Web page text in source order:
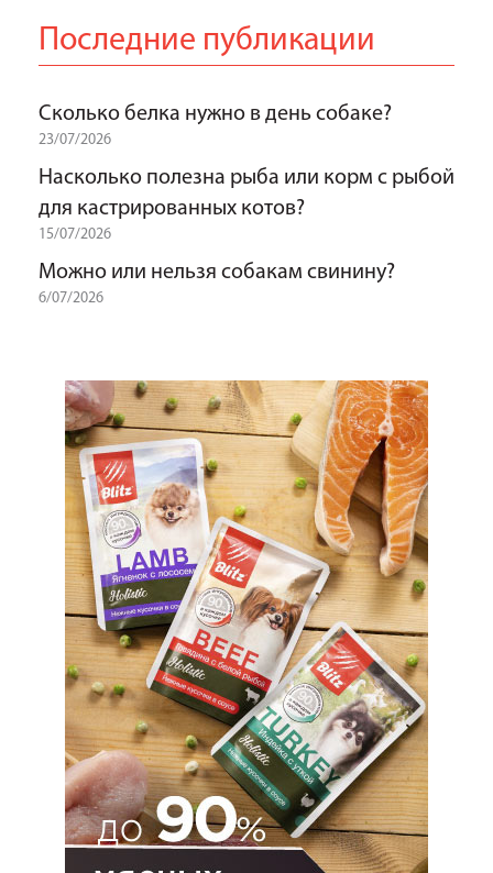
Последние публикации
Сколько белка нужно в день собаке?
23/07/2026
Насколько полезна рыба или корм с рыбой
для кастрированных котов?
15/07/2026
Можно или нельзя собакам свинину?
6/07/2026